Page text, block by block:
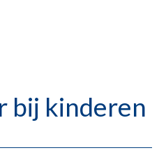
bij kinderen